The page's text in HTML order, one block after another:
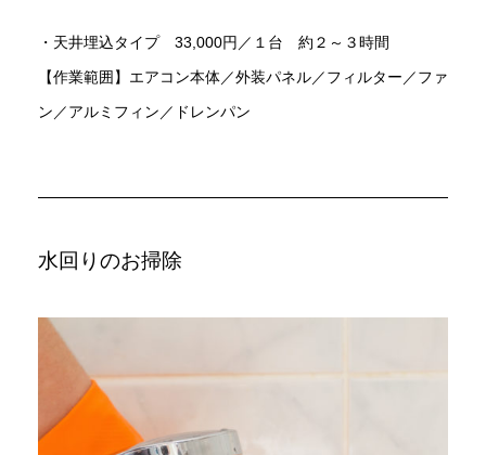
・天井埋込タイプ 33,000円／１台 約２～３時間
【作業範囲】エアコン本体／外装パネル／フィルター／ファ
ン／アルミフィン／ドレンパン
水回りのお掃除